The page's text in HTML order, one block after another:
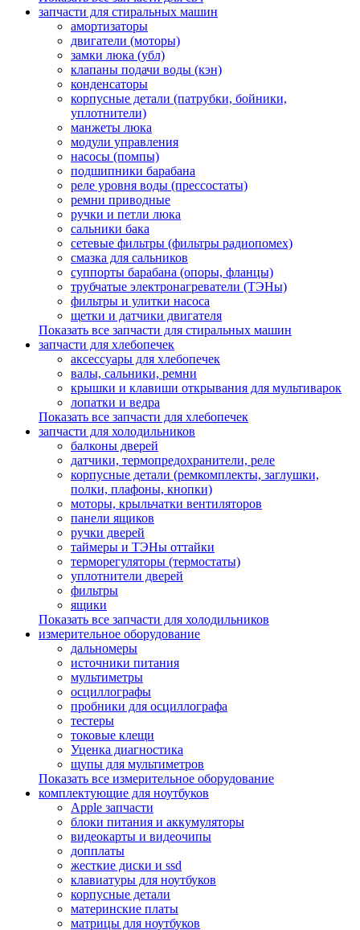
запчасти для стиральных машин
амортизаторы
двигатели (моторы)
замки люка (убл)
клапаны подачи воды (кэн)
конденсаторы
корпусные детали (патрубки, бойники,
уплотнители)
манжеты люка
модули управления
насосы (помпы)
подшипники барабана
реле уровня воды (прессостаты)
ремни приводные
ручки и петли люка
сальники бака
сетевые фильтры (фильтры радиопомех)
смазка для сальников
суппорты барабана (опоры, фланцы)
трубчатые электронагреватели (ТЭНы)
фильтры и улитки насоса
щетки и датчики двигателя
Показать все запчасти для стиральных машин
запчасти для хлебопечек
аксессуары для хлебопечек
валы, сальники, ремни
крышки и клавиши открывания для мультиварок
лопатки и ведра
Показать все запчасти для хлебопечек
запчасти для холодильников
балконы дверей
датчики, термопредохранители, реле
корпусные детали (ремкомплекты, заглушки,
полки, плафоны, кнопки)
моторы, крыльчатки вентиляторов
панели ящиков
ручки дверей
таймеры и ТЭНы оттайки
терморегуляторы (термостаты)
уплотнители дверей
фильтры
ящики
Показать все запчасти для холодильников
измерительное оборудование
дальномеры
источники питания
мультиметры
осциллографы
пробники для осциллографа
тестеры
токовые клещи
Уценка диагностика
щупы для мультиметров
Показать все измерительное оборудование
комплектующие для ноутбуков
Apple запчасти
блоки питания и аккумуляторы
видеокарты и видеочипы
допплаты
жесткие диски и ssd
клавиатуры для ноутбуков
корпусные детали
материнские платы
матрицы для ноутбуков